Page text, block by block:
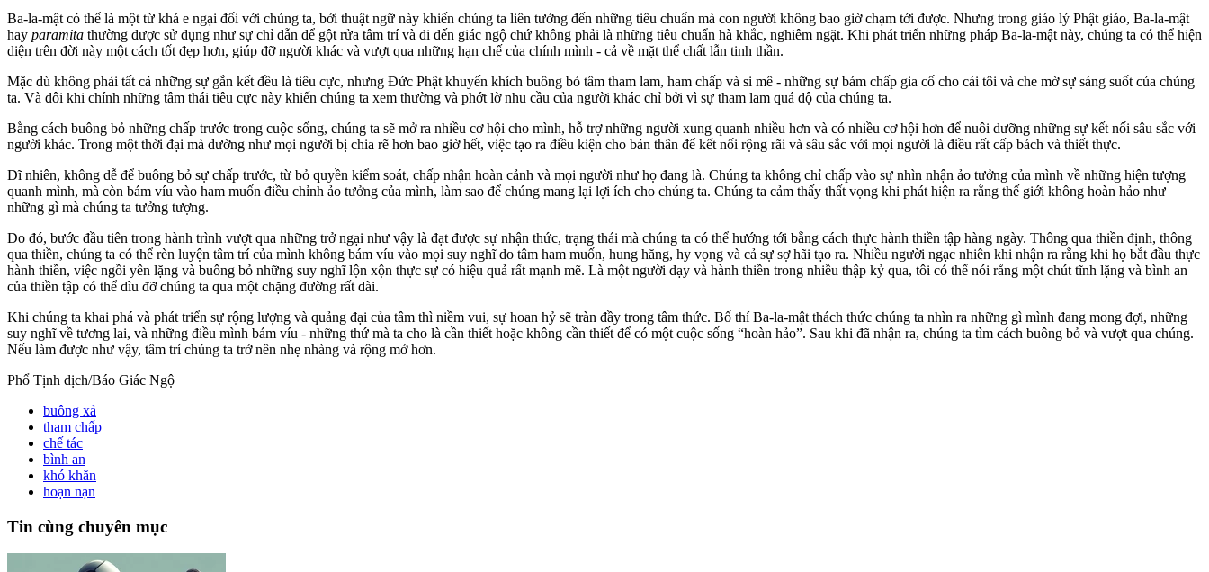
Ba-la-mật có thể là một từ khá e ngại đối với chúng ta, bởi thuật ngữ này khiến chúng ta liên tưởng đến những tiêu chuẩn mà con người không bao giờ chạm tới được. Nhưng trong giáo lý Phật giáo, Ba-la-mật
hay paramita thường được sử dụng như sự chỉ dẫn để gột rửa tâm trí và đi đến giác ngộ chứ không phải là những tiêu chuẩn hà khắc, nghiêm ngặt. Khi phát triển những pháp Ba-la-mật này, chúng ta có thể hiện
diện trên đời này một cách tốt đẹp hơn, giúp đỡ người khác và vượt qua những hạn chế của chính mình - cả về mặt thể chất lẫn tinh thần.
Mặc dù không phải tất cả những sự gắn kết đều là tiêu cực, nhưng Đức Phật khuyến khích buông bỏ tâm tham lam, ham chấp và si mê - những sự bám chấp gia cố cho cái tôi và che mờ sự sáng suốt của chúng
ta. Và đôi khi chính những tâm thái tiêu cực này khiến chúng ta xem thường và phớt lờ nhu cầu của người khác chỉ bởi vì sự tham lam quá độ của chúng ta.
Bằng cách buông bỏ những chấp trước trong cuộc sống, chúng ta sẽ mở ra nhiều cơ hội cho mình, hỗ trợ những người xung quanh nhiều hơn và có nhiều cơ hội hơn để nuôi dưỡng những sự kết nối sâu sắc với
người khác. Trong một thời đại mà dường như mọi người bị chia rẽ hơn bao giờ hết, việc tạo ra điều kiện cho bản thân để kết nối rộng rãi và sâu sắc với mọi người là điều rất cấp bách và thiết thực.
Dĩ nhiên, không dễ để buông bỏ sự chấp trước, từ bỏ quyền kiểm soát, chấp nhận hoàn cảnh và mọi người như họ đang là. Chúng ta không chỉ chấp vào sự nhìn nhận ảo tưởng của mình về những hiện tượng
quanh mình, mà còn bám víu vào ham muốn điều chỉnh ảo tưởng của mình, làm sao để chúng mang lại lợi ích cho chúng ta. Chúng ta cảm thấy thất vọng khi phát hiện ra rằng thế giới không hoàn hảo như
những gì mà chúng ta tưởng tượng.
Do đó, bước đầu tiên trong hành trình vượt qua những trở ngại như vậy là đạt được sự nhận thức, trạng thái mà chúng ta có thể hướng tới bằng cách thực hành thiền tập hàng ngày. Thông qua thiền định, thông
qua thiền, chúng ta có thể rèn luyện tâm trí của mình không bám víu vào mọi suy nghĩ do tâm ham muốn, hung hăng, hy vọng và cả sự sợ hãi tạo ra. Nhiều người ngạc nhiên khi nhận ra rằng khi họ bắt đầu thực
hành thiền, việc ngồi yên lặng và buông bỏ những suy nghĩ lộn xộn thực sự có hiệu quả rất mạnh mẽ. Là một người dạy và hành thiền trong nhiều thập kỷ qua, tôi có thể nói rằng một chút tĩnh lặng và bình an
của thiền tập có thể dìu đỡ chúng ta qua một chặng đường rất dài.
Khi chúng ta khai phá và phát triển sự rộng lượng và quảng đại của tâm thì niềm vui, sự hoan hỷ sẽ tràn đầy trong tâm thức. Bố thí Ba-la-mật thách thức chúng ta nhìn ra những gì mình đang mong đợi, những
suy nghĩ về tương lai, và những điều mình bám víu - những thứ mà ta cho là cần thiết hoặc không cần thiết để có một cuộc sống “hoàn hảo”. Sau khi đã nhận ra, chúng ta tìm cách buông bỏ và vượt qua chúng.
Nếu làm được như vậy, tâm trí chúng ta trở nên nhẹ nhàng và rộng mở hơn.
Phổ Tịnh dịch/Báo Giác Ngộ
buông xả
tham chấp
chế tác
bình an
khó khăn
hoạn nạn
Tin cùng chuyên mục